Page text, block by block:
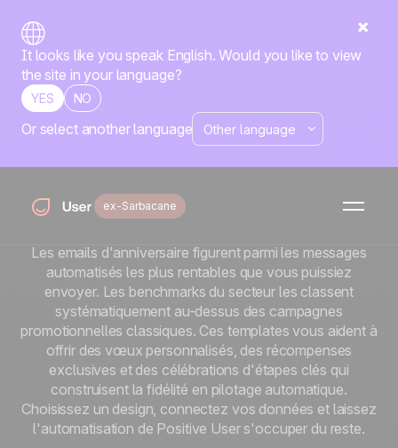
It looks like you speak English. Would you like to view
the site in your language?
YES NO
Or select another language
ex-Sarbacane
Templates emailing
anniversaires et
célébrations
Les emails d'anniversaire figurent parmi les messages
automatisés les plus rentables que vous puissiez
envoyer. Les benchmarks du secteur les classent
systématiquement au-dessus des campagnes
promotionnelles classiques. Ces templates vous aident à
offrir des vœux personnalisés, des récompenses
exclusives et des célébrations d'étapes clés qui
construisent la fidélité en pilotage automatique.
Choisissez un design, connectez vos données et laissez
l'automatisation de Positive User s'occuper du reste.